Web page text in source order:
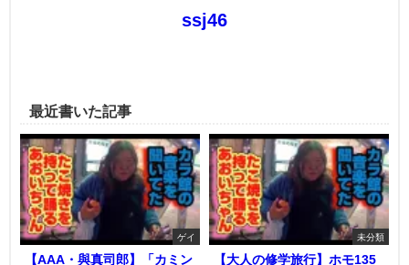
ssj46
最近書いた記事
ゲイ
【AAA・與真司郎】「カミン
未分類
【大人の修学旅行】ホモ135